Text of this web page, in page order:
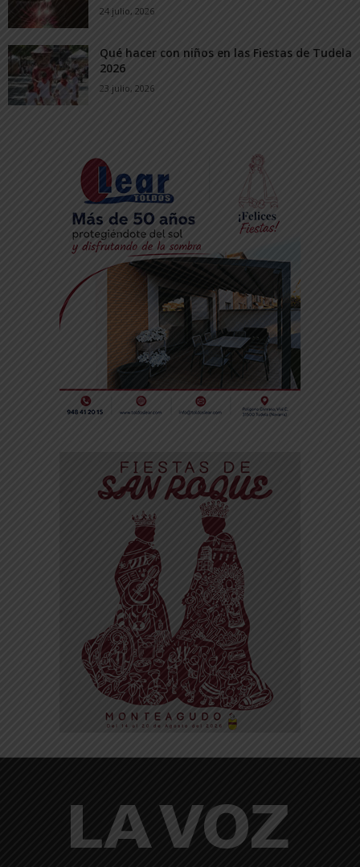
24 julio, 2026
Qué hacer con niños en las Fiestas de Tudela
2026
23 julio, 2026